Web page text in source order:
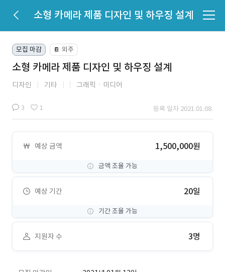
소형 카메라 제품 디자인 및 하우징 설계
모집 마감 📔 외주
소형 카메라 제품 디자인 및 하우징 설계
디자인 기타 그래픽ㆍ미디어
3 1 등록 일자 2021.01.08.
예상 금액 1,500,000원
금액 조율 가능
예상 기간 20일
기간 조율 가능
지원자 수 3명